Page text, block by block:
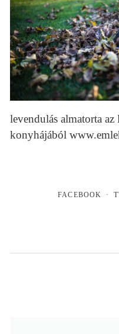
levendulás almatorta
konyhájából
FACEBOOK